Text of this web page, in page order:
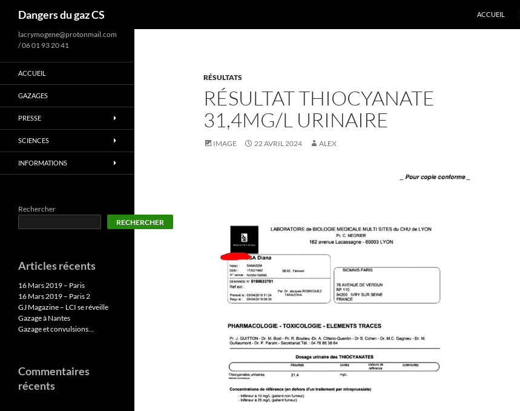
Dangers du gaz CS
ACCUEIL
RÉSULTATS
RÉSULTAT THIOCYANATE
31,4MG/L URINAIRE
IMAGE 22 AVRIL 2024 ALEX
lacrymogene@protonmail.com
/ 06 01 93 20 41
ACCUEIL
GAZAGES
PRESSE
SCIENCES
INFORMATIONS
Rechercher
RECHERCHER
Articles récents
16 Mars 2019 – Paris
16 Mars 2019 – Paris 2
GJ Magazine – LCI se réveille
Gazage à Nantes
Gazage et convulsions…
Commentaires
récents